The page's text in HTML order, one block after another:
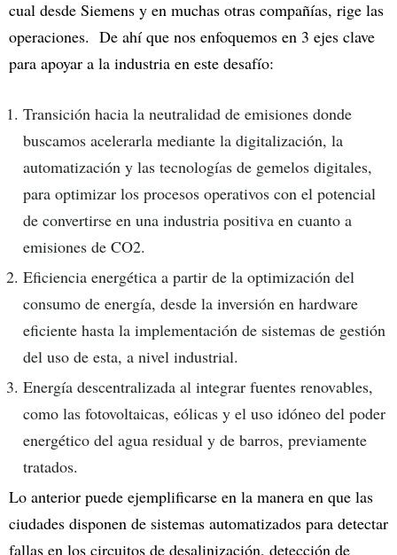
cual desde Siemens y en muchas otras compañías, rige las
operaciones. De ahí que nos enfoquemos en 3 ejes clave
para apoyar a la industria en este desafío:
Transición hacia la neutralidad de emisiones donde
buscamos acelerarla mediante la digitalización, la
automatización y las tecnologías de gemelos digitales,
para optimizar los procesos operativos con el potencial
de convertirse en una industria positiva en cuanto a
emisiones de CO2.
Eficiencia energética a partir de la optimización del
consumo de energía, desde la inversión en hardware
eficiente hasta la implementación de sistemas de gestión
del uso de esta, a nivel industrial.
Energía descentralizada al integrar fuentes renovables,
como las fotovoltaicas, eólicas y el uso idóneo del poder
energético del agua residual y de barros, previamente
tratados.
Lo anterior puede ejemplificarse en la manera en que las
ciudades disponen de sistemas automatizados para detectar
fallas en los circuitos de desalinización, detección de